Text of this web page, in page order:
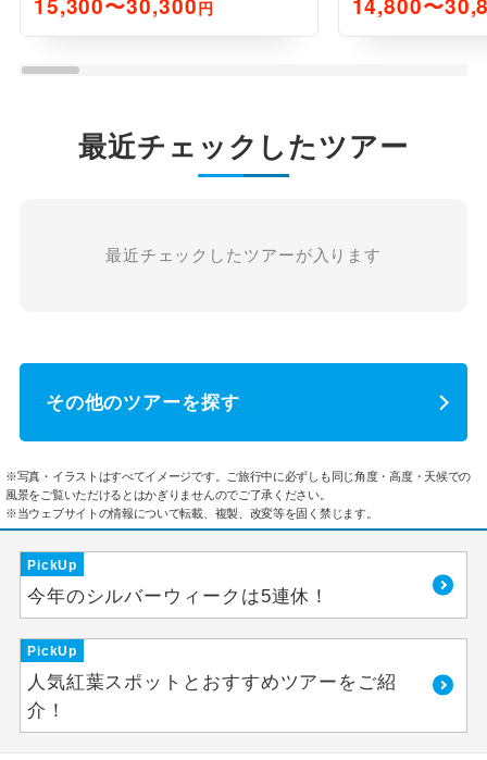
円
最近チェックしたツアー
最近チェックしたツアーが入ります
その他のツアーを探す
※写真・イラストはすべてイメージです。ご旅行中に必ずしも同じ角度・高度・天候での
風景をご覧いただけるとはかぎりませんのでご了承ください。
※当ウェブサイトの情報について転載、複製、改変等を固く禁じます。
PickUp
今年のシルバーウィークは5連休！
PickUp
人気紅葉スポットとおすすめツアーをご紹
介！